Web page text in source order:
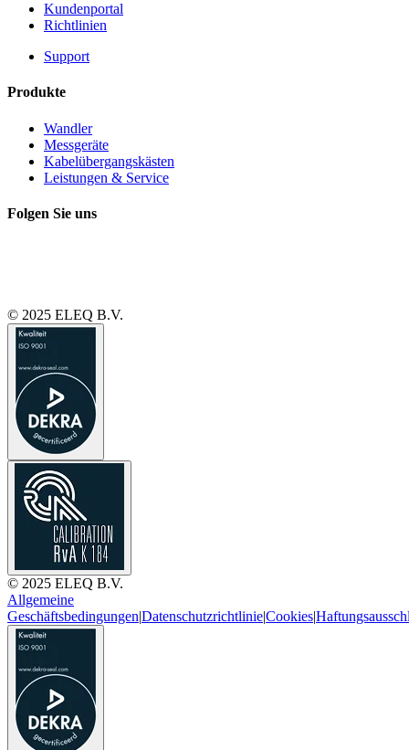
Kundenportal
Richtlinien
Support
Produkte
Wandler
Messgeräte
Kabelübergangskästen
Leistungen & Service
Folgen Sie uns
© 2025 ELEQ B.V.
© 2025 ELEQ B.V.
Allgemeine
Geschäftsbedingungen|Datenschutzrichtlinie|Cookies|